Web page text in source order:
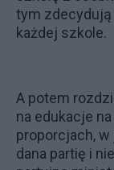
tym
każdej szkole.
A potem
na edukacje
proporcjach, w
dana partię i